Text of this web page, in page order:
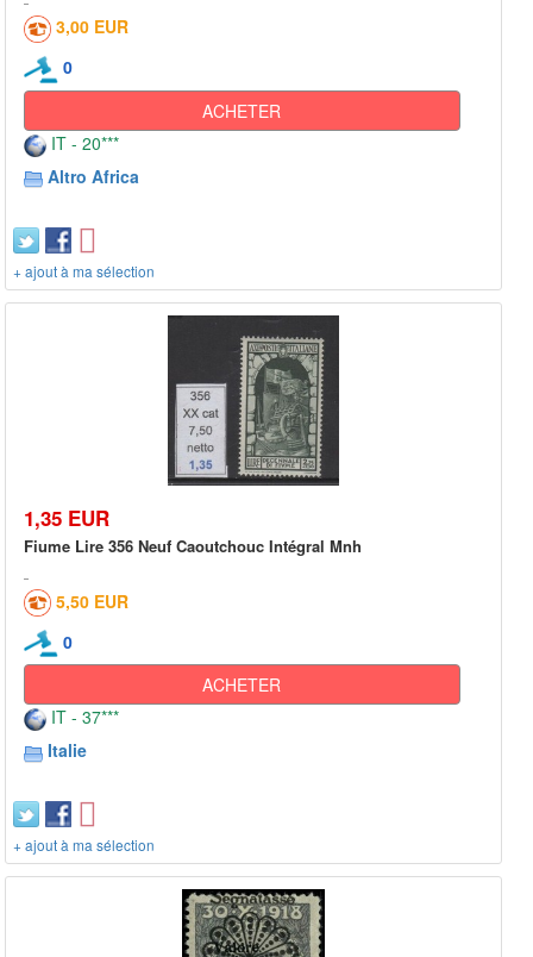
3,00 EUR
0
ACHETER
IT - 20***
Altro Africa
+ ajout à ma sélection
1,35 EUR
Fiume Lire 356 Neuf Caoutchouc Intégral Mnh
5,50 EUR
0
ACHETER
IT - 37***
Italie
+ ajout à ma sélection